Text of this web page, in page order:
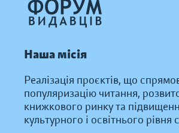
Наша місія
Реалізація проєктів, що
популяризацію читання,
книжкового ринку та
культурного і освітнього рівня